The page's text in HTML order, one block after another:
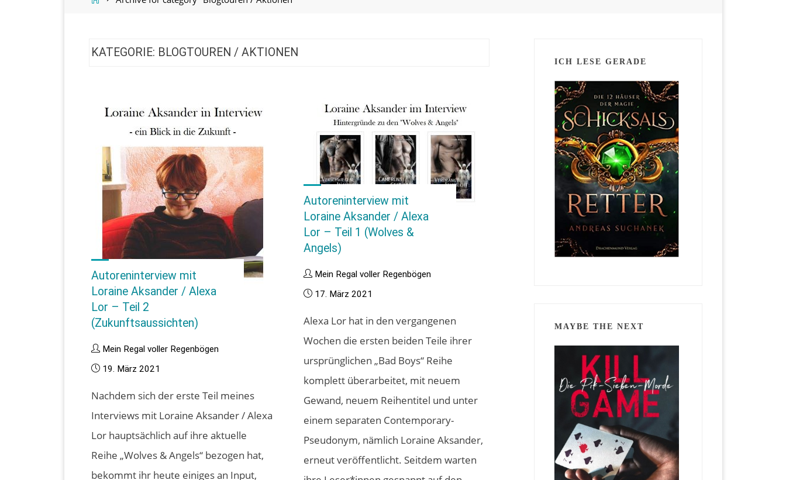
KATEGORIE: BLOGTOUREN / AKTIONEN
Autoreninterview mit
Loraine Aksander / Alexa
Lor – Teil 2
(Zukunftsaussichten)
Mein Regal voller Regenbögen
19. März 2021
Nachdem sich der erste Teil meines
Interviews mit Loraine Aksander / Alexa
Lor hauptsächlich auf ihre aktuelle
Reihe „Wolves & Angels“ bezogen hat,
bekommt ihr heute einiges an Input,
Autoreninterview mit
Loraine Aksander / Alexa
Lor – Teil 1 (Wolves &
Angels)
Mein Regal voller Regenbögen
17. März 2021
Alexa Lor hat in den vergangenen
Wochen die ersten beiden Teile ihrer
ursprünglichen „Bad Boys“ Reihe
komplett überarbeitet, mit neuem
Gewand, neuem Reihentitel und unter
einem separaten Contemporary-
Pseudonym, nämlich Loraine Aksander,
erneut veröffentlicht. Seitdem warten
ICH LESE GERADE
MAYBE THE NEXT